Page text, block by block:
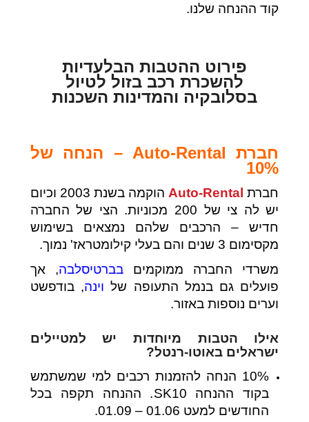
קוד ההנחה שלנו.
פירוט ההטבות הבלעדיות
להשכרת רכב בזול לטיול
בסלובקיה והמדינות השכנות
חברת Auto-Rental – הנחה של
10%
חברת Auto-Rental
הוקמה בשנת 2003 וכיום
יש לה צי של 200 מכוניות. הצי של החברה
חדיש – הרכבים שלהם נמצאים בשימוש
מקסימום 3 שנים והם בעלי קילומטראז' נמוך.
משרדי החברה ממוקמיםבברטיסלבה, אך
פועלים גם בנמל התעופה של וינה, בודפשט
וערים נוספות באזור.
אילו הטבות מיוחדות יש למטיילים
ישראלים באוטו-רנטל?
10% הנחה להזמנות רכבים למי שמשתמש
בקוד ההנחה SK10.
ההנחה תקפה בכל
החודשים למעט 01.06 – 01.09.